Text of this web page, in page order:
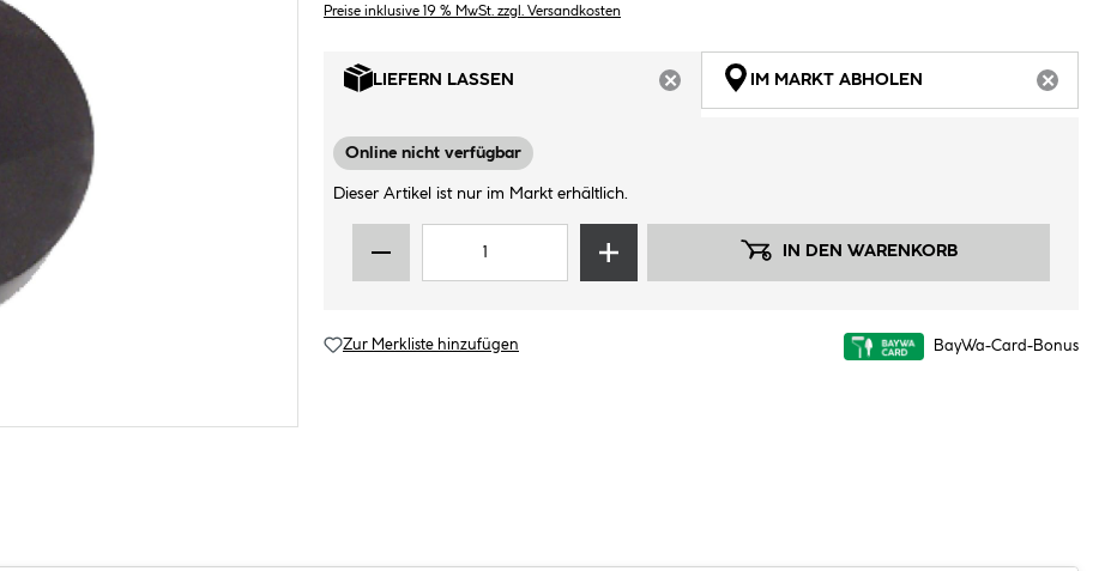
Preise inklusive 19 % MwSt. zzgl. Versandkosten
LIEFERN LASSEN
ARTIKEL NICHT VERFÜGBAR
IM MARKT ABHOLEN
Online nicht verfügbar
Dieser Artikel ist nur im Markt erhältlich.
IN DEN WARENKORB
Zur Merkliste hinzufügen BayWa-Card-Bonus